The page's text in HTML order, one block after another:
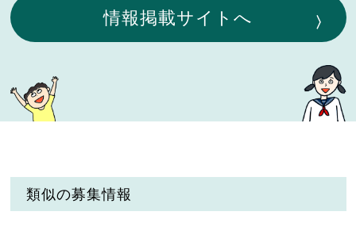
情報掲載サイトへ
類似の募集情報